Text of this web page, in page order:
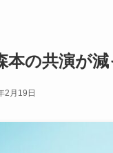
本の共演が
2月19日